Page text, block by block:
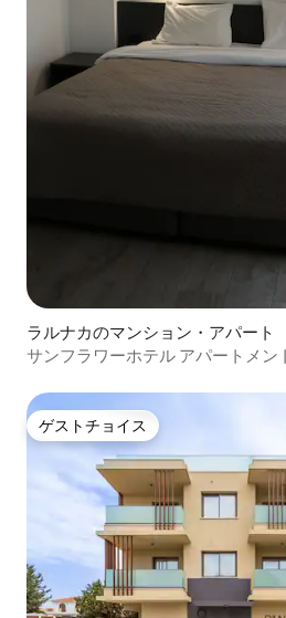
ラルナカのマンション・アパート
サンフラワーホテル アパートメン
ゲストチョイス
ゲストチョイス